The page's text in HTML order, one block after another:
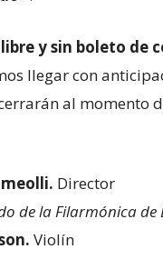
y sin boleto de
llegar con
al momento
Director
de la Filarmónica de
Violín